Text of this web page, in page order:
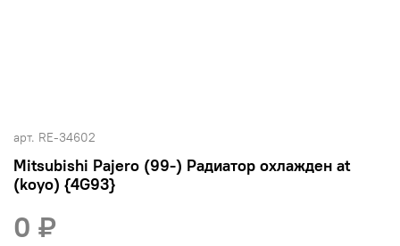
арт. RE-34602
Mitsubishi Pajero (99-) Радиатор охлажден at
(koyo) {4G93}
0 ₽